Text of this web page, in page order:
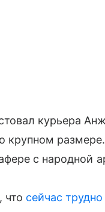
курьера
крупном
с народной
что сейчас